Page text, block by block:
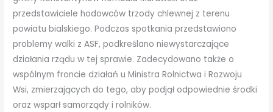
przedstawiciele hodowców trzody chlewnej z terenu
powiatu bialskiego. Podczas spotkania przedstawiono
problemy walki z ASF, podkreślano niewystarczające
działania rządu w tej sprawie. Zadecydowano także o
wspólnym froncie działań u Ministra Rolnictwa i Rozwoju
Wsi, zmierzających do tego, aby podjął odpowiednie środki
oraz wsparł samorządy i rolników.